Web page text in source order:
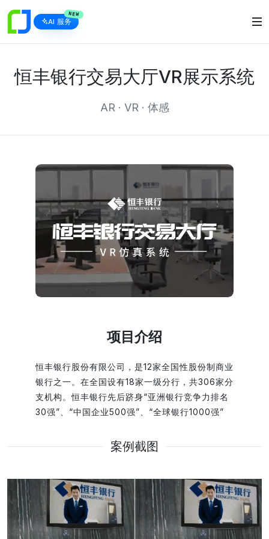
AI 服务
NEW
恒丰银行交易大厅VR展示系统
AR · VR · 体感
项目介绍
恒丰银行股份有限公司，是12家全国性股份制商业
银行之一。在全国设有18家一级分行，共306家分
支机构。恒丰银行先后跻身“亚洲银行竞争力排名
30强”、“中国企业500强”、“全球银行1000强”
1000强”排名中，位列第143位，正在向世界一流
景根据真实场景1:1还原，给予用户很强的现场
感、较强的互动性以及大幅度提升的沉浸感和立体
感。 该案例展示了九影网络在虚拟云展厅开发、
交互体验和数字化项目交付中的实践经验。
案例截图